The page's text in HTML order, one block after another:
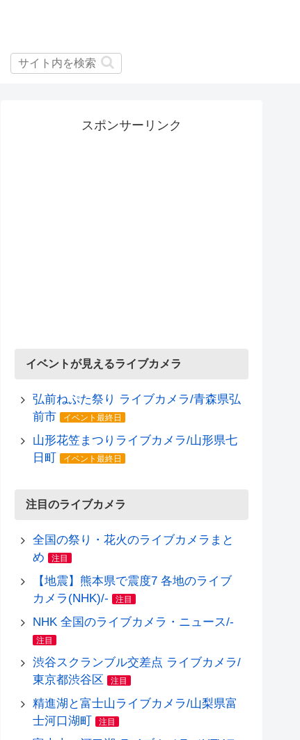
スポンサーリンク
イベントが見えるライブカメラ
弘前ねぷた祭り ライブカメラ/青森県弘
前市
イベント最終日
山形花笠まつりライブカメラ/山形県七
日町
イベント最終日
注目のライブカメラ
全国の祭り・花火のライブカメラまと
め
注目
【地震】熊本県で震度7 各地のライブ
カメラ(NHK)/-
注目
NHK 全国のライブカメラ・ニュース/-
注目
渋谷スクランブル交差点 ライブカメラ/
東京都渋谷区
注目
精進湖と富士山ライブカメラ/山梨県富
士河口湖町
注目